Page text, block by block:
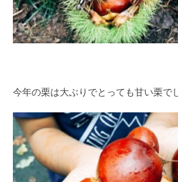
今年の栗は大ぶりでとっても甘い栗で